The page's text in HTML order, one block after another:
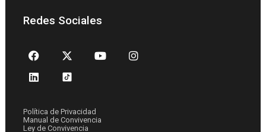
Redes Sociales
Política de Privacidad
Manual de Convivencia
Ley de Convivencia